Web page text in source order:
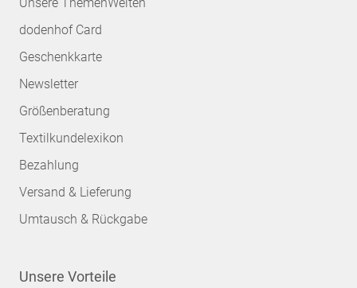
dodenhof Card
Geschenkkarte
Newsletter
Größenberatung
Textilkundelexikon
Bezahlung
Versand & Lieferung
Umtausch & Rückgabe
Unsere Vorteile